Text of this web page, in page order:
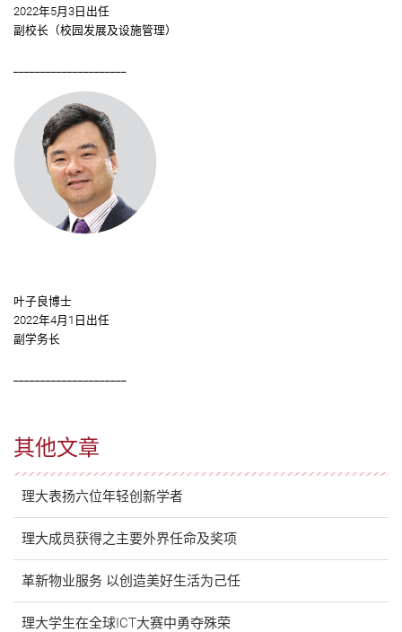
其他文章
理大表扬六位年轻创新学者
理大成员获得之主要外界任命及奖项
革新物业服务 以创造美好生活为己任
理大学生在全球ICT大赛中勇夺殊荣
2022年5月3日出任
副校长（校园发展及设施管理）
叶子良博士
2022年4月1日出任
副学务长